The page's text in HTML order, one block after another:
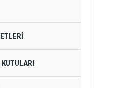
KUTULARI